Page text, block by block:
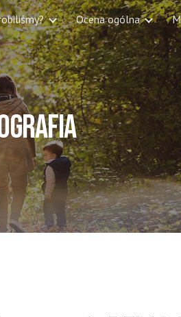
Skip to navigationOcena ogólna